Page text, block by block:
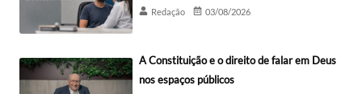
Redação 03/08/2026
A Constituição e o direito de falar em Deus
nos espaços públicos